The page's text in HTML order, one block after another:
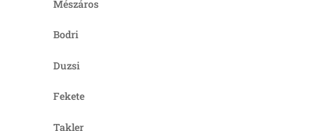
Mészáros
Bodri
Duzsi
Fekete
Takler